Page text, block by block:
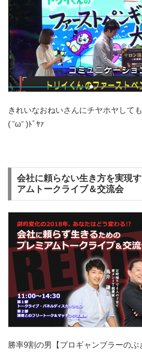
きれいなおねいさんにチヤホヤして
( ˘ω˘ )ﾄﾞﾔｧ
会社に頼らない生き方を実現
アムトークライブ＆交流会
勝率9割の男【プロギャンブラーのぶ